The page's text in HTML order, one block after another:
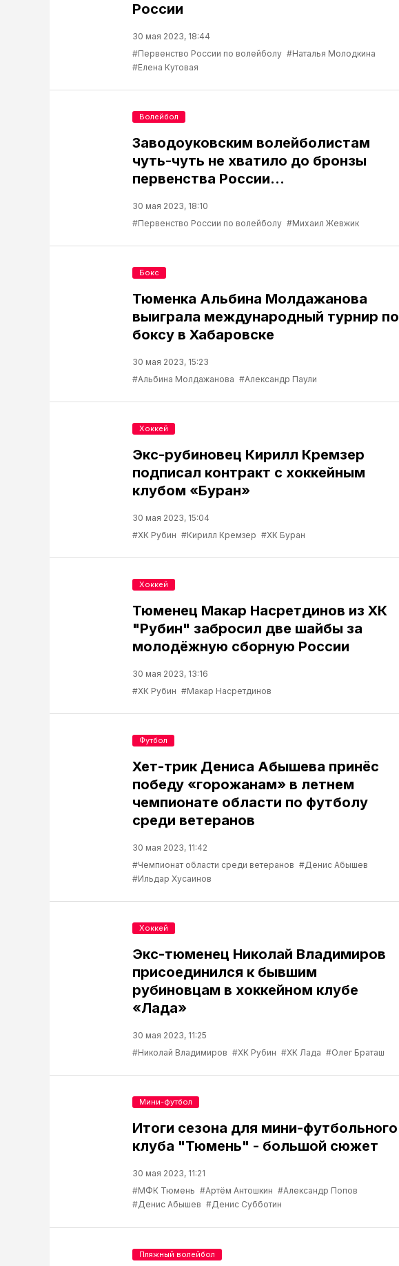
России
30 мая 2023, 18:44
#Первенство России по волейболу #Наталья Молодкина
#Елена Кутовая
Заводоуковским волейболистам
чуть-чуть не хватило до бронзы
первенства России...
30 мая 2023, 18:10
#Первенство России по волейболу #Михаил Жевжик
Волейбол
Тюменка Альбина Молдажанова
выиграла международный турнир по
боксу в Хабаровске
30 мая 2023, 15:23
#Альбина Молдажанова #Александр Паули
Бокс
Экс-рубиновец Кирилл Кремзер
подписал контракт с хоккейным
клубом «Буран»
30 мая 2023, 15:04
#ХК Рубин #Кирилл Кремзер #ХК Буран
Хоккей
Тюменец Макар Насретдинов из ХК
"Рубин" забросил две шайбы за
молодёжную сборную России
30 мая 2023, 13:16
#ХК Рубин #Макар Насретдинов
Хоккей
Хет-трик Дениса Абышева принёс
победу «горожанам» в летнем
чемпионате области по футболу
среди ветеранов
30 мая 2023, 11:42
#Чемпионат области среди ветеранов #Денис Абышев
#Ильдар Хусаинов
Футбол
Экс-тюменец Николай Владимиров
присоединился к бывшим
рубиновцам в хоккейном клубе
«Лада»
30 мая 2023, 11:25
#Николай Владимиров #ХК Рубин #ХК Лада #Олег Браташ
Хоккей
Итоги сезона для мини-футбольного
клуба "Тюмень" - большой сюжет
30 мая 2023, 11:21
#МФК Тюмень #Артём Антошкин #Александр Попов
#Денис Абышев #Денис Субботин
Мини-футбол
Пляжный волейбол